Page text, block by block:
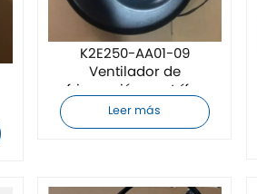
K2E250-AA01-09
Ventilador de
refrigeración centrífugo
Leer más